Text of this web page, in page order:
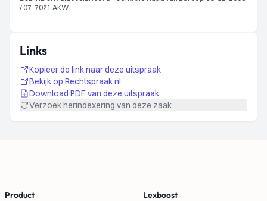
/ 07-7021 AKW
Links
Kopieer de link naar deze uitspraak
Bekijk op Rechtspraak.nl
Download PDF van deze uitspraak
Verzoek herindexering van deze zaak
Product Lexboost